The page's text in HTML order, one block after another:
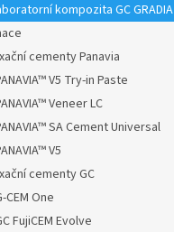
kompozita GC GRADIA
cementy Panavia
V5 Try-in Paste
Veneer LC
SA Cement Universal
V5
cementy GC
CEM One
FujiCEM Evolve